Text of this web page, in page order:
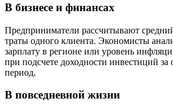
В бизнесе и финансах
Предприниматели рассчитывают
траты одного клиента. Экономисты
зарплату в регионе или уровень
при подсчете доходности инвестиций за
период.
В повседневной жизни